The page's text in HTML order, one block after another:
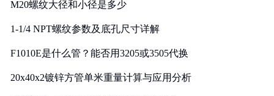
M20螺纹大径和小径是多少
1-1/4 NPT螺纹参数及底孔尺寸详解
F1010E是什么管？能否用3205或3505代换
20x40x2镀锌方管单米重量计算与应用分析